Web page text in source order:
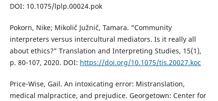
DOI: 10.1075/lplp.00024.pok
Pokorn, Nike; Mikolič Južnič, Tamara. “Community
interpreters versus intercultural mediators. Is it really all
about ethics?” Translation and Interpreting Studies, 15(1),
p. 80-107, 2020. DOI: https://doi.org/10.1075/tis.20027.koc
Price-Wise, Gail. An intoxicating error: Mistranslation,
medical malpractice, and prejudice. Georgetown: Center for